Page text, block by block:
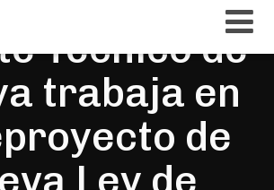
Técnico de
trabaja en
de